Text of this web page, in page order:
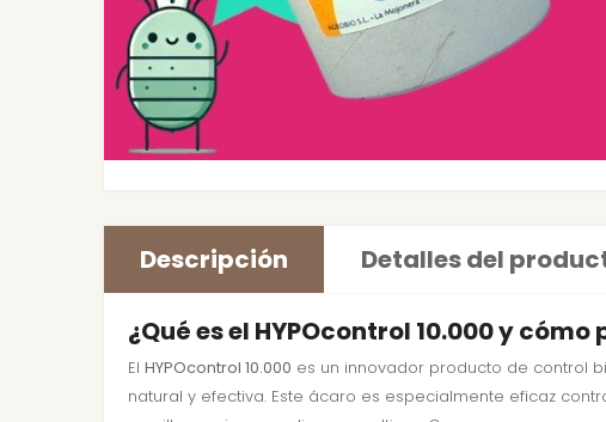
Descripción Detalles del
¿Qué es el HYPOcontrol 10.000 y
El HYPOcontrol 10.000 es un innovador producto de control
natural y efectiva. Este ácaro es especialmente eficaz